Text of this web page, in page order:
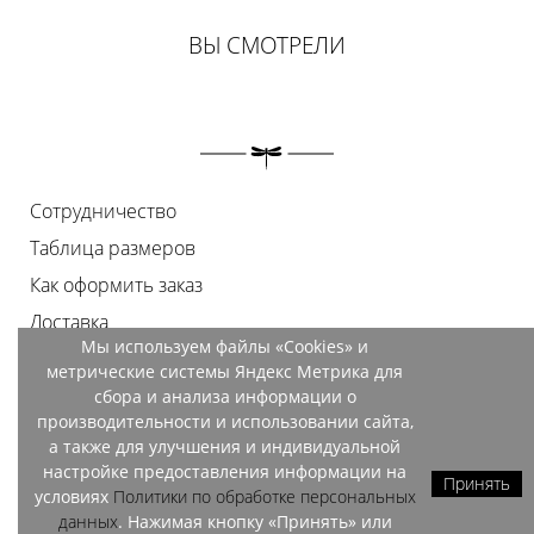
ВЫ СМОТРЕЛИ
Сотрудничество
Таблица размеров
Как оформить заказ
Доставка
Оплата
Возврат
Документы
Контакты
Магазины
Мы используем файлы «Cookies» и
метрические системы Яндекс Метрика для
сбора и анализа информации о
производительности и использовании сайта,
а также для улучшения и индивидуальной
настройке предоставления информации на
условиях Политики по обработке персональных
данных. Нажимая кнопку «Принять» или
Принять